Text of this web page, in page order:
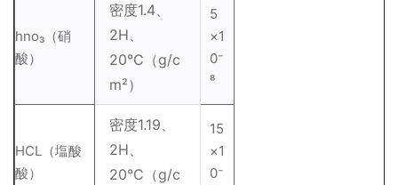
hno₃（硝
酸）
密度1.4、
2H、
20°C（g/c
m²）
5
×1
0⁻
⁸
HCL（塩酸
酸）
密度1.19、
2H、
20°C（g/c
15
×1
0⁻